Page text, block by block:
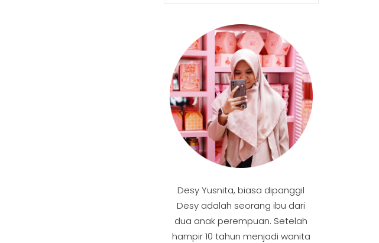
Desy Yusnita, biasa dipanggil
Desy adalah seorang ibu dari
dua anak perempuan. Setelah
hampir 10 tahun menjadi wanita